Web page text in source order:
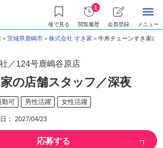
後で見る
1
閲覧履歴 会員登録 メニュー
＞茨城県鹿嶋市＞株式会社 すき家＞牛丼チェーンすき家の
／124号鹿嶋谷原店
の店舗スタッフ／深夜
勤可 男性活躍 女性活躍
： 2027/04/23
応募する